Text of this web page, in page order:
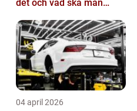
det och vad ska man
04 april 2026